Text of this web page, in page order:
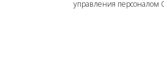
управления